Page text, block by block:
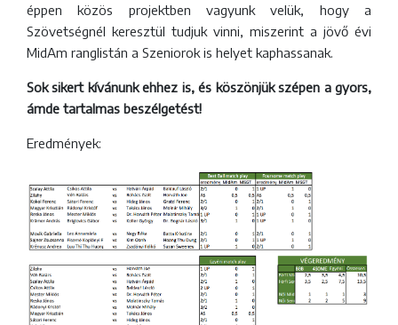
éppen közös projektben vagyunk velük, hogy a
Szövetségnél keresztül tudjuk vinni, miszerint a jövő évi
MidAm ranglistán a Szeniorok is helyet kaphassanak.
Sok sikert kívánunk ehhez is, és köszönjük szépen a gyors,
ámde tartalmas beszélgetést!
Eredmények: